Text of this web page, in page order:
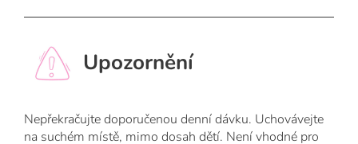
Upozornění
Nepřekračujte doporučenou denní dávku. Uchovávejte
na suchém místě, mimo dosah dětí. Není vhodné pro